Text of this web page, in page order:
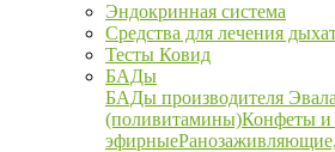
Эндокринная система
Средства для лечения
Тесты Ковид
БАДы
БАДы производителя
(поливитамины)Конфеты и
эфирные